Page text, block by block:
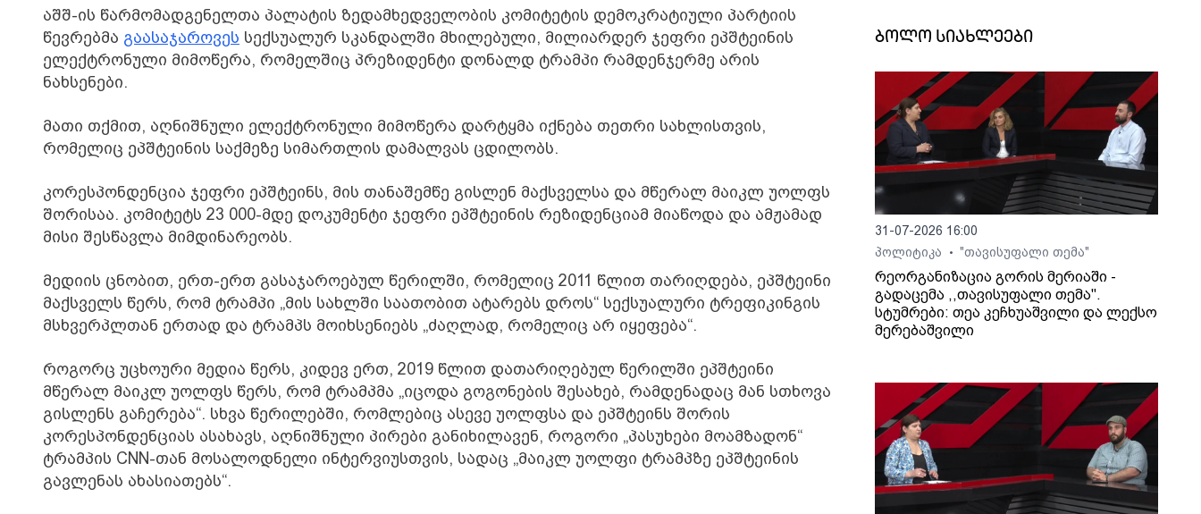
აშშ-ის წარმომადგენელთა პალატის ზედამხედველობის კომიტეტის დემოკრატიული პარტიის
წევრებმა გაასაჯაროვეს სექსუალურ სკანდალში მხილებული, მილიარდერ ჯეფრი ეპშტეინის
ელექტრონული მიმოწერა, რომელშიც პრეზიდენტი დონალდ ტრამპი რამდენჯერმე არის
ნახსენები.
მათი თქმით, აღნიშნული ელექტრონული მიმოწერა დარტყმა იქნება თეთრი სახლისთვის,
რომელიც ეპშტეინის საქმეზე სიმართლის დამალვას ცდილობს.
კორესპონდენცია ჯეფრი ეპშტეინს, მის თანაშემწე გისლენ მაქსველსა და მწერალ მაიკლ უოლფს
შორისაა. კომიტეტს 23 000-მდე დოკუმენტი ჯეფრი ეპშტეინის რეზიდენციამ მიაწოდა და ამჟამად
მისი შესწავლა მიმდინარეობს.
მედიის ცნობით, ერთ-ერთ გასაჯაროებულ წერილში, რომელიც 2011 წლით თარიღდება, ეპშტეინი
მაქსველს წერს, რომ ტრამპი „მის სახლში საათობით ატარებს დროს“ სექსუალური ტრეფიკინგის
მსხვერპლთან ერთად და ტრამპს მოიხსენიებს „ძაღლად, რომელიც არ იყეფება“.
როგორც უცხოური მედია წერს, კიდევ ერთ, 2019 წლით დათარიღებულ წერილში ეპშტეინი
მწერალ მაიკლ უოლფს წერს, რომ ტრამპმა „იცოდა გოგონების შესახებ, რამდენადაც მან სთხოვა
გისლენს გაჩერება“. სხვა წერილებში, რომლებიც ასევე უოლფსა და ეპშტეინს შორის
კორესპონდენციას ასახავს, აღნიშნული პირები განიხილავენ, როგორი „პასუხები მოამზადონ“
ტრამპის CNN-თან მოსალოდნელი ინტერვიუსთვის, სადაც „მაიკლ უოლფი ტრამპზე ეპშტეინის
გავლენას ახასიათებს“.
ბოლო სიახლეები
31-07-2026 16:00
პოლიტიკა
• "თავისუფალი თემა"
რეორგანიზაცია გორის მერიაში -
გადაცემა ,,თავისუფალი თემა".
სტუმრები: თეა კეჩხუაშვილი და ლექსო
მერებაშვილი